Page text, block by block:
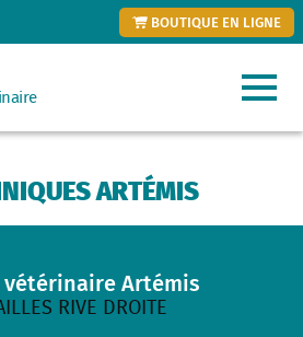
BOUTIQUE EN LIGNE
ARTÉMIS
Artémis
RIVE DROITE